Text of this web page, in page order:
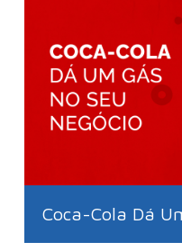
Coca-Cola Dá